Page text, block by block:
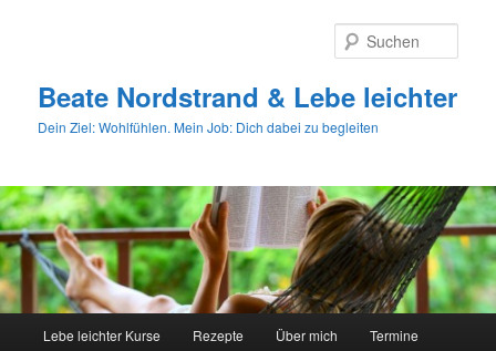
Beate Nordstrand & Lebe leichter
Dein Ziel: Wohlfühlen. Mein Job: Dich dabei zu begleiten
Lebe leichter Kurse Rezepte Über mich Termine